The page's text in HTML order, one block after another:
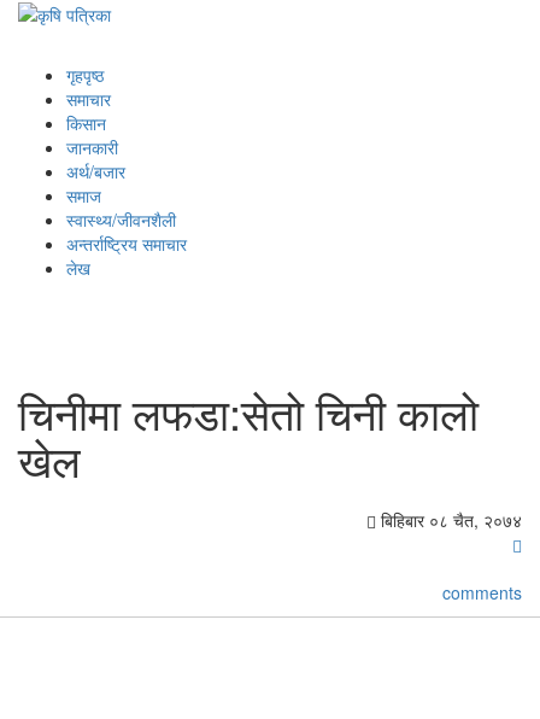
गृहपृष्ठ
समाचार
किसान
जानकारी
अर्थ/बजार
समाज
स्वास्थ्य/जीवनशैली
अन्तर्राष्ट्रिय समाचार
लेख
चिनीमा लफडा:सेतो चिनी कालो
खेल
बिहिबार ०८ चैत, २०७४
comments